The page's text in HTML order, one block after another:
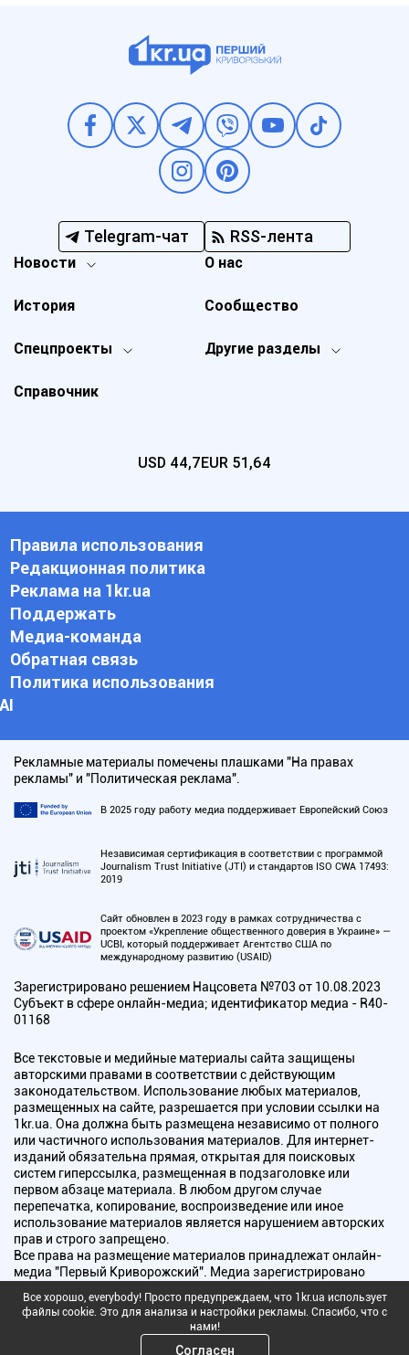
Telegram-чат RSS-лента
Новости
Спецпроекты Другие разделы
История
О нас
Справочник
Сообщество
USD 44,7EUR 51,64
Правила использования
Редакционная политика
Реклама на 1kr.ua
Поддержать
Медиа-команда
Обратная связь
Политика использования
АI
Рекламные материалы помечены плашками "На правах
рекламы" и "Политическая реклама".
В 2025 году работу медиа поддерживает Европейский Союз
Независимая сертификация в соответствии с программой
Journalism Trust Initiative (JTI) и стандартов ISO CWA 17493:
2019
Сайт обновлен в 2023 году в рамках сотрудничества с
проектом «Укрепление общественного доверия в Украине» —
UCBI, который поддерживает Агентство США по
международному развитию (USAID)
Зарегистрировано решением Нацсовета №703 от 10.08.2023
Субъект в сфере онлайн-медиа; идентификатор медиа - R40-
01168
Все текстовые и медийные материалы сайта защищены
авторскими правами в соответствии с действующим
законодательством. Использование любых материалов,
размещенных на сайте, разрешается при условии ссылки на
1kr.ua. Она должна быть размещена независимо от полного
или частичного использования материалов. Для интернет-
изданий обязательна прямая, открытая для поисковых
систем гиперссылка, размещенная в подзаголовке или
первом абзаце материала. В любом другом случае
перепечатка, копирование, воспроизведение или иное
использование материалов является нарушением авторских
прав и строго запрещено.
Все права на размещение материалов принадлежат онлайн-
медиа "Первый Криворожский". Медиа зарегистрировано
радиовещания.
Copyright © 2010 - 2026 Все права защищены
Все хорошо, everybody! Просто предупреждаем, что 1kr.ua использует
файлы cookie. Это для анализа и настройки рекламы. Спасибо, что с
нами!
Согласен